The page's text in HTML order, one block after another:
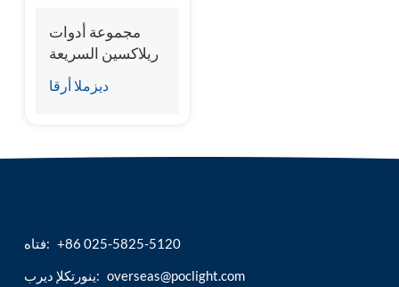
مجموعة أدوات
ريلاكسين السريعة
للحمل المبكر
ديزملا أرقا
فتاه: +86 025-5825-5120
ينورتكلإ ديرب: overseas@poclight.com